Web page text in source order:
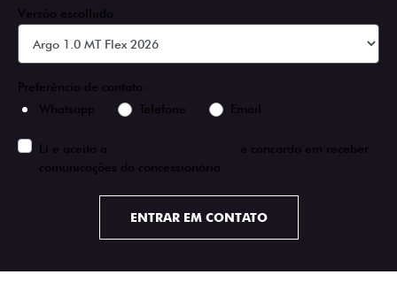
Versão escolhida
Preferência de contato:
Whatsapp
Telefone Email
Li e aceito a
e concordo em receber
comunicações da concessionária.
ENTRAR EM CONTATO